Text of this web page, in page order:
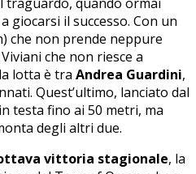
il successo. Con un
che non prende neppure
che non riesce a
lotta è tra Andrea Guardini,
Quest’ultimo, lanciato dal
testa fino ai 50 metri, ma
degli altri due.
vittoria stagionale, la